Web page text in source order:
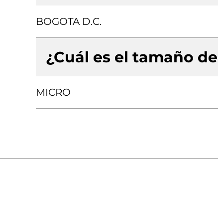
BOGOTA D.C.
¿Cuál es el tamaño
MICRO